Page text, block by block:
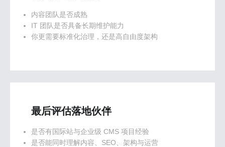
内容团队是否成熟
IT 团队是否具备长期维护能力
你更需要标准化治理，还是高自由度架构
最后评估落地伙伴
是否有国际站与企业级 CMS 项目经验
是否能同时理解内容、SEO、架构与运营